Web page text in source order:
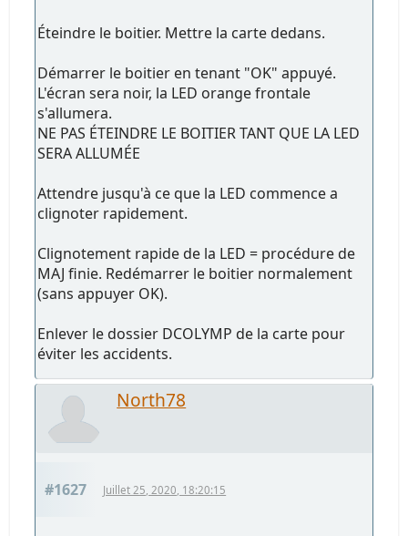
Éteindre le boitier. Mettre la carte dedans.
Démarrer le boitier en tenant "OK" appuyé.
L'écran sera noir, la LED orange frontale
s'allumera.
NE PAS ÉTEINDRE LE BOITIER TANT QUE LA LED
SERA ALLUMÉE
Attendre jusqu'à ce que la LED commence a
clignoter rapidement.
Clignotement rapide de la LED = procédure de
MAJ finie. Redémarrer le boitier normalement
(sans appuyer OK).
Enlever le dossier DCOLYMP de la carte pour
éviter les accidents.
North78
#1627 Juillet 25, 2020, 18:20:15